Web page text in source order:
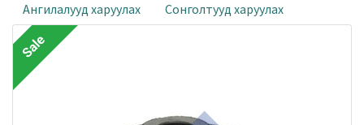
Ангилалууд харуулах Сонголтууд харуулах
Sale